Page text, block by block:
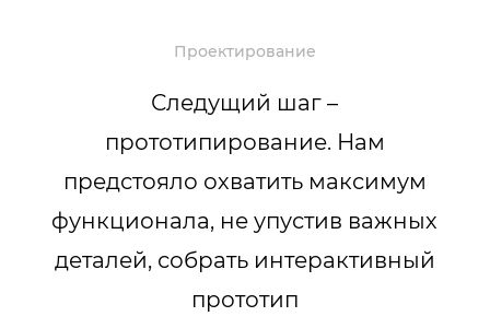
Проектирование
Следущий шаг –
прототипирование. Нам
предстояло охватить максимум
функционала, не упустив важных
деталей, собрать интерактивный
прототип